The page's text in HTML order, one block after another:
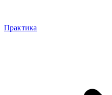
Практика